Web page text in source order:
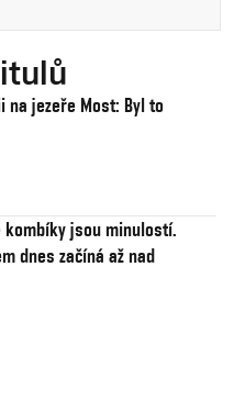
na jezeře Most: Byl to
kombíky jsou minulostí.
dnes začíná až nad